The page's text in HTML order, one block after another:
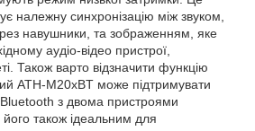
належну синхронізацію між звуком,
навушники, та зображенням, яке
аудіо-відео пристрої,
Також варто відзначити функцію
ATH-M20xBT може підтримувати
з двома пристроями
також ідеальним для